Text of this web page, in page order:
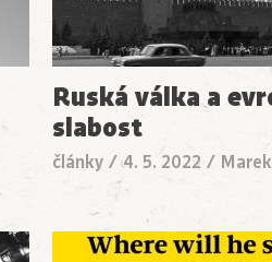
Ruská válka a
slabost
články /4. 5. 2022 /